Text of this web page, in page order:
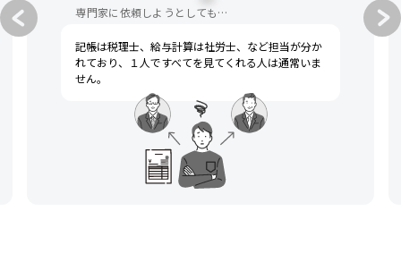
専門家に依頼しようとしても…
記帳は税理士、給与計算は社労士、など担当が分か
れており、１人ですべてを見てくれる人は通常いま
せん。